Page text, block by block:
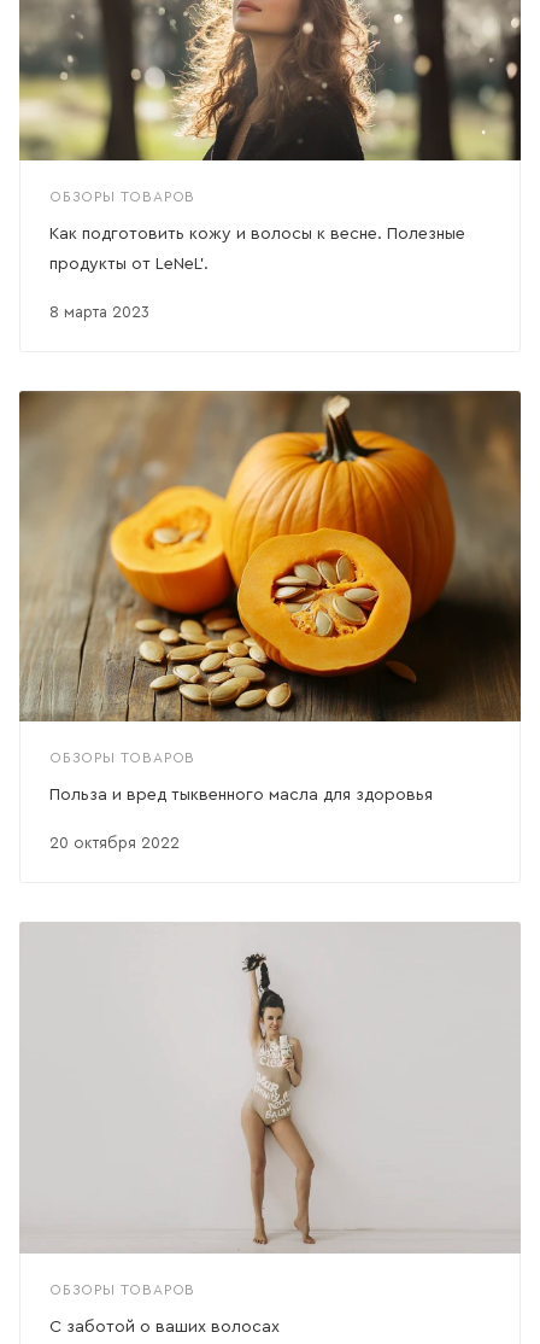
ОБЗОРЫ ТОВАРОВ
8 марта 2023
Как подготовить кожу и волосы к весне. Полезные
продукты от LeNeL'.
ОБЗОРЫ ТОВАРОВ
20 октября 2022
Польза и вред тыквенного масла для здоровья
ОБЗОРЫ ТОВАРОВ
С заботой о ваших волосах